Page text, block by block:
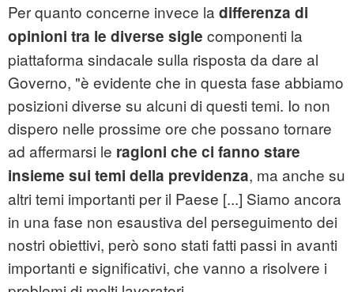
Per quanto concerne invece la differenza di
opinioni tra le diverse sigle componenti la
piattaforma sindacale sulla risposta da dare al
Governo, "è evidente che in questa fase abbiamo
posizioni diverse su alcuni di questi temi. Io non
dispero nelle prossime ore che possano tornare
ad affermarsi le ragioni che ci fanno stare
insieme sui temi della previdenza, ma anche su
altri temi importanti per il Paese [...] Siamo ancora
in una fase non esaustiva del perseguimento dei
nostri obiettivi, però sono stati fatti passi in avanti
importanti e significativi, che vanno a risolvere i